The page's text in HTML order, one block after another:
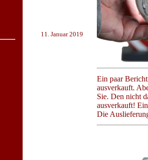
11. Januar 2019
Ein paar
ausverkauft.
Sie. Den nicht
ausverkauft!
Die